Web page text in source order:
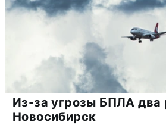
Из-за угрозы БПЛА два
Новосибирск